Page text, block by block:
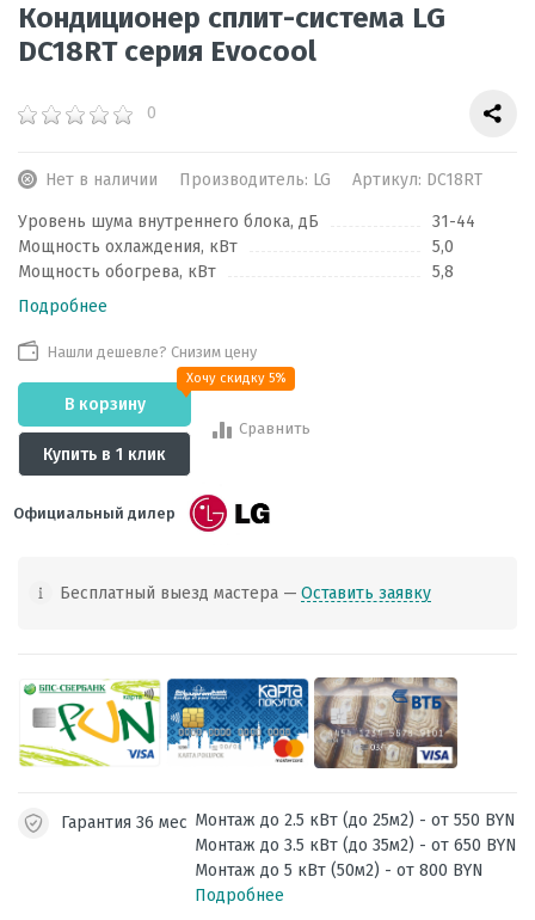
Кондиционер сплит-система LG
DC18RT серия Evocool
0
Нет в наличии Производитель: LG Артикул: DC18RT
Уровень шума внутреннего блока, дБ
31-44
Мощность охлаждения, кВт
5,0
Мощность обогрева, кВт
5,8
Подробнее
Нашли дешевле? Снизим цену
В корзину
Купить в 1 клик
Хочу скидку 5%
Сравнить
Официальный дилер
Бесплатный выезд мастера — Оставить заявку
Гарантия 36 мес Монтаж до 2.5 кВт (до 25м2) - от 550 BYN
Монтаж до 3.5 кВт (до 35м2) - от 650 BYN
Монтаж до 5 кВт (50м2) - от 800 BYN
Подробнее